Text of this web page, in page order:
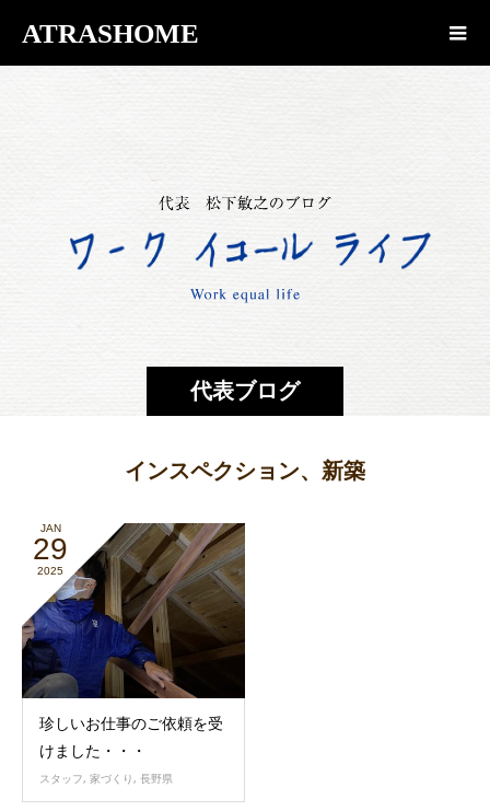
ATRASHOME
代表ブログ
インスペクション、新築
JAN
29
2025
珍しいお仕事のご依頼を受
けました・・・
スタッフ, 家づくり , 長野県